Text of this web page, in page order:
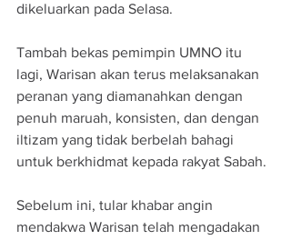
dikeluarkan pada Selasa.
Tambah bekas pemimpin UMNO itu
lagi, Warisan akan terus melaksanakan
peranan yang diamanahkan dengan
penuh maruah, konsisten, dan dengan
iltizam yang tidak berbelah bahagi
untuk berkhidmat kepada rakyat Sabah.
Sebelum ini, tular khabar angin
mendakwa Warisan telah mengadakan